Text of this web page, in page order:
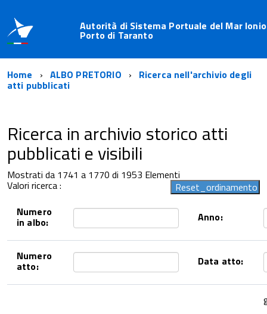
Autorità di Sistema Portuale del Mar
Porto di Taranto
Home ALBO PRETORIO Ricerca nell'archivio degli
atti pubblicati
Ricerca in archivio storico atti
pubblicati e visibili
Mostrati da 1741 a 1770 di 1953 Elementi
Valori ricerca :
Numero
in albo: Anno:
Numero
atto: Data atto: